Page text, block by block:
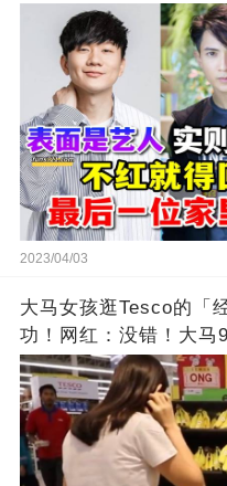
2023/04/03
大马女孩逛Tesco的「
功！网红：没错！大马